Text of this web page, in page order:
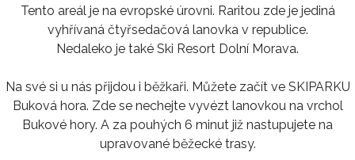
Tento areál je na evropské úrovni. Raritou zde je jediná
vyhřívaná čtyřsedačová lanovka v republice.
Nedaleko je také Ski Resort Dolní Morava.
Na své si u nás přijdou i běžkaři. Můžete začít ve SKIPARKU
Buková hora. Zde se nechejte vyvézt lanovkou na vrchol
Bukové hory. A za pouhých 6 minut již nastupujete na
upravované běžecké trasy.